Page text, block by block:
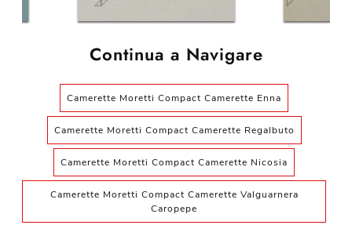
Continua a Navigare
Camerette Moretti Compact Camerette Enna
Camerette Moretti Compact Camerette Regalbuto
Camerette Moretti Compact Camerette Nicosia
Camerette Moretti Compact Camerette Valguarnera
Caropepe